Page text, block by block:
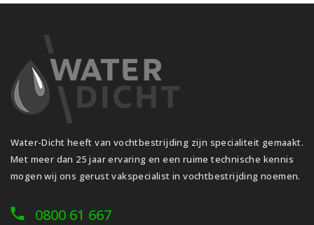
Water-Dicht heeft van vochtbestrijding zijn specialiteit gemaakt.
Met meer dan 25 jaar ervaring en een ruime technische kennis
mogen wij ons gerust vakspecialist in vochtbestrijding noemen.
0800 61 667